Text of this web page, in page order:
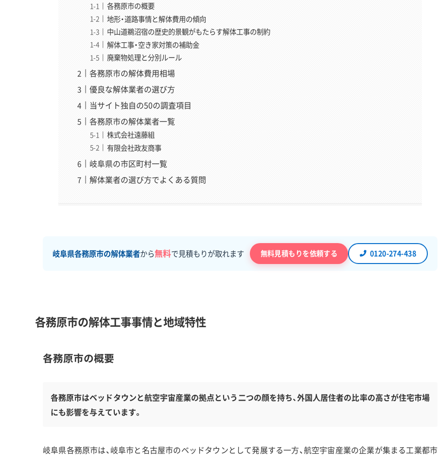
各務原市の概要
地形・道路事情と解体費用の傾向
中山道鵜沼宿の歴史的景観がもたらす解体工事の制約
解体工事・空き家対策の補助金
廃棄物処理と分別ルール
各務原市の解体費用相場
優良な解体業者の選び方
当サイト独自の50の調査項目
各務原市の解体業者一覧
株式会社遠藤組
有限会社政友商事
岐阜県の市区町村一覧
解体業者の選び方でよくある質問
岐阜県各務原市の解体業者から無料で見積もりが取れます 無料見積もりを依頼する 0120-274-438
各務原市の解体工事事情と地域特性
各務原市の概要
各務原市はベッドタウンと航空宇宙産業の拠点という二つの顔を持ち、外国人居住者の比率の高さが住宅市場
にも影響を与えています。
岐阜県各務原市は、岐阜市と名古屋市のベッドタウンとして発展する一方、航空宇宙産業の企業が集まる工業都市